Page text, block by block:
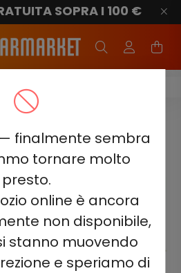
finalmente sembra
tornare molto
presto.
online è ancora
non disponibile,
stanno muovendo
e speriamo di
SOPRA I 100 €
ELF BAR 1500
2%